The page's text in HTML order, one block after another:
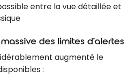
entre la vue détaillée et
des limites d’alertes
augmenté le
: